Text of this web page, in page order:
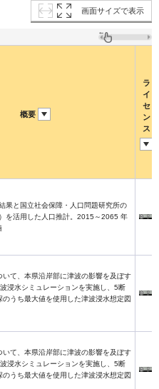
画面サイズで表示
概要
ラ
イ
セ
ン
ス
果と国立社会保障・人口問題研究所の
を活用した人口推計。2015～2065 年
いて、本県沿岸部に津波の影響を及ぼす
浸水シミュレーションを実施し、5断
のうち最大値を使用した津波浸水想定図
いて、本県沿岸部に津波の影響を及ぼす
浸水シミュレーションを実施し、5断
のうち最大値を使用した津波浸水想定図